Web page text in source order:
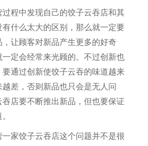
程中发现自己的饺子云吞店和其
什么太大的区别，那么就一定要
让顾客对新品产生更多的好奇
定会经常来光顾的。不过创新也
通过创新使饺子云吞的味道越来
差，否则新品也只会是无人问
店要不断推出新品，但也要保证
家饺子云吞店这个问题并不是很